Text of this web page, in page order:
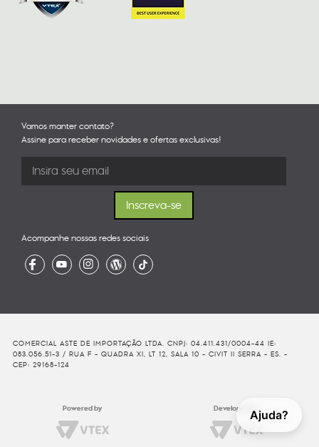
Ajuda?
Vamos manter contato?
Assine para receber novidades e ofertas exclusivas!
Acompanhe nossas redes sociais
COMERCIAL ASTE DE IMPORTAÇÃO LTDA. CNPJ: 04.411.431/0004-44 IE:
083.056.51-3 / RUA F - QUADRA XI, LT 12, SALA 10 - CIVIT II SERRA - ES. -
CEP: 29168-124
Powered by Developed By